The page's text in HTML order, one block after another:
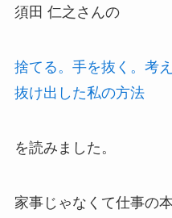
須田 仁之さんの
捨てる。手を抜く。考
抜け出した私の方法
を読みました。
家事じゃなくて仕事の本